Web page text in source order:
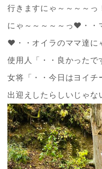
行きますにゃ～～～～っ
にゃ～～～～～っ❤・・
❤・・オイラのママ達に
使用人「・・良かったで
女将「・・今日はヨイチ
出迎えしたらしいじゃな